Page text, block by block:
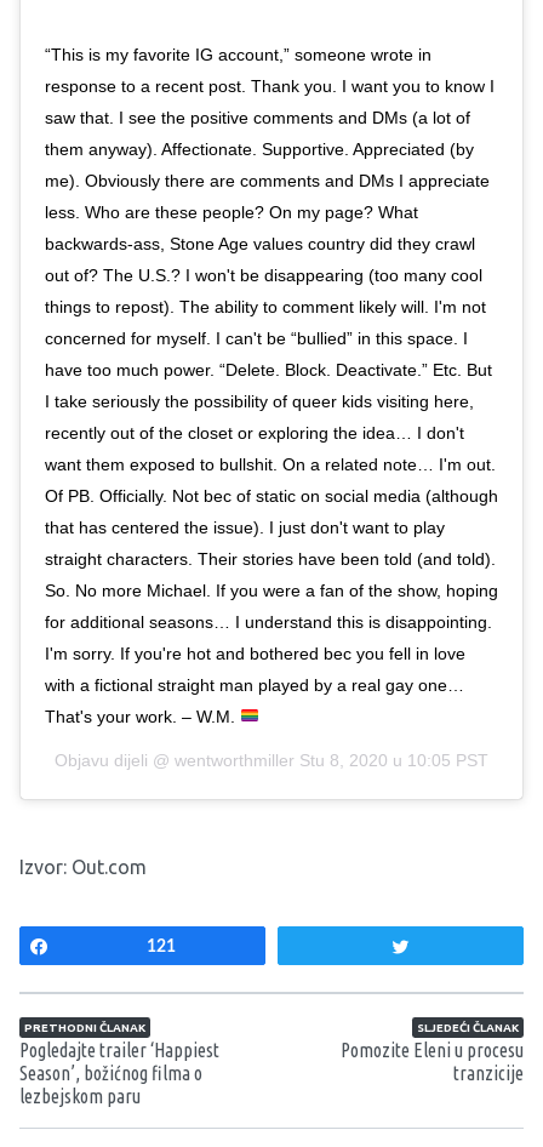
“This is my favorite IG account,” someone wrote in
response to a recent post. Thank you. I want you to know I
saw that. I see the positive comments and DMs (a lot of
them anyway). Affectionate. Supportive. Appreciated (by
me). Obviously there are comments and DMs I appreciate
less. Who are these people? On my page? What
backwards-ass, Stone Age values country did they crawl
out of? The U.S.? I won't be disappearing (too many cool
things to repost). The ability to comment likely will. I'm not
concerned for myself. I can't be “bullied” in this space. I
have too much power. “Delete. Block. Deactivate.” Etc. But
I take seriously the possibility of queer kids visiting here,
recently out of the closet or exploring the idea… I don't
want them exposed to bullshit. On a related note… I'm out.
Of PB. Officially. Not bec of static on social media (although
that has centered the issue). I just don't want to play
straight characters. Their stories have been told (and told).
So. No more Michael. If you were a fan of the show, hoping
for additional seasons… I understand this is disappointing.
I'm sorry. If you're hot and bothered bec you fell in love
with a fictional straight man played by a real gay one…
That's your work. – W.M.
Objavu dijeli @ wentworthmiller Stu 8, 2020 u 10:05 PST
Izvor: Out.com
121
Navigacija članaka
PRETHODNI ČLANAK
Pogledajte trailer ‘Happiest
Season’, božićnog filma o
lezbejskom paru
SLJEDEĆI ČLANAK
Pomozite Eleni u procesu
tranzicije